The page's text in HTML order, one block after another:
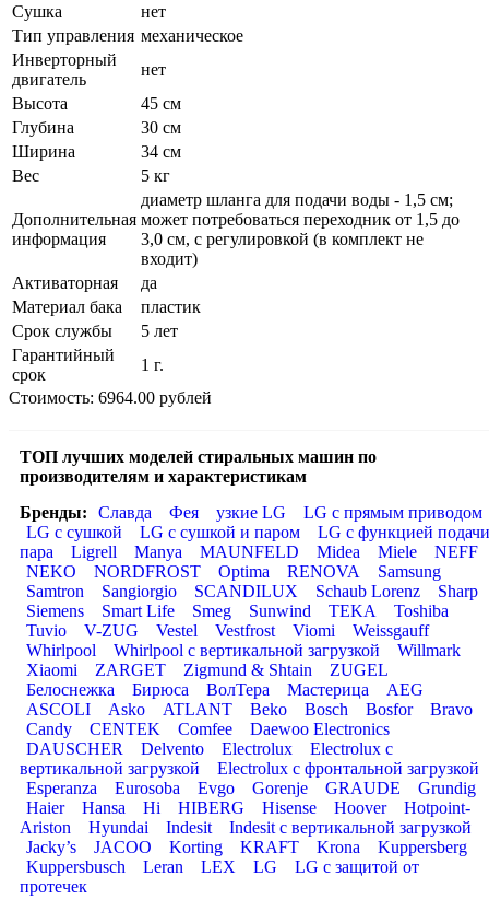
Сушка
нет
Тип управления механическое
Инверторный
двигатель
нет
Высота
45 см
Глубина
30 см
Ширина
34 см
Вес
5 кг
Дополнительная
информация
диаметр шланга для подачи воды - 1,5 см;
может потребоваться переходник от 1,5 до
3,0 см, с регулировкой (в комплект не
входит)
Активаторная
да
Материал бака
пластик
Срок службы
5 лет
Гарантийный
срок
1 г.
Стоимость: 6964.00 рублей
ТОП лучших моделей стиральных машин по
производителям и характеристикам
Бренды:
Славда Фея узкие LG
LG с прямым приводом
LG с сушкой
LG с сушкой и паром
LG с функцией подачи
пара
Ligrell Manya MAUNFELD Midea Miele
NEFF
NEKO
NORDFROST Optima RENOVA
Samsung
Samtron
Sangiorgio SCANDILUX Schaub Lorenz
Sharp
Siemens
Smart Life Smeg Sunwind TEKA
Toshiba
Tuvio
V-ZUG Vestel Vestfrost Viomi
Weissgauff
Whirlpool
Whirlpool с вертикальной загрузкой
Willmark
Xiaomi
ZARGET Zigmund & Shtain
ZUGEL
Белоснежка
Бирюса ВолТера Мастерица
AEG
ASCOLI
Asko ATLANT Beko Bosch Bosfor
Bravo
Candy
CENTEK Comfee
Daewoo Electronics
DAUSCHER
Delvento Electrolux
Electrolux с
вертикальной загрузкой
Electrolux с фронтальной загрузкой
Esperanza
Eurosoba Evgo Gorenje GRAUDE
Grundig
Haier
Hansa Hi HIBERG Hisense Hoover
Hotpoint-
Ariston
Hyundai Indesit
Indesit с вертикальной загрузкой
Jacky’s
JACOO Korting KRAFT Krona
Kuppersberg
Kuppersbusch
Leran LEX LG
LG с защитой от
протечек